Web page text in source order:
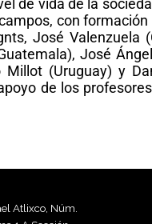
de vida de la
con
José Valenzuela
José
(Uruguay) y
de los
Atlixco, Núm.